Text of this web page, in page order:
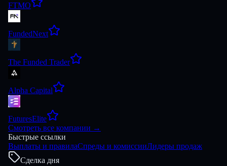
FTMO
FundedNext
The Funded Trader
Alpha Capital
FuturesElite
Смотреть все компании →
Быстрые ссылки
Выплаты и правилаСпреды и комиссииЛидеры продаж
Сделка дня